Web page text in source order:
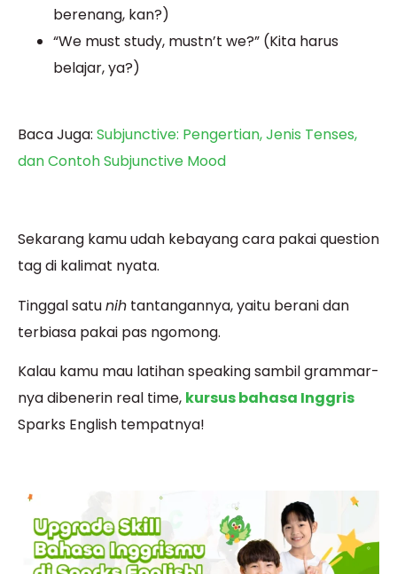
berenang, kan?)
“We must study, mustn’t we?” (Kita harus
belajar, ya?)
Baca Juga: Subjunctive: Pengertian, Jenis Tenses,
dan Contoh Subjunctive Mood
Sekarang kamu udah kebayang cara pakai question
tag di kalimat nyata.
Tinggal satunih tantangannya, yaitu berani dan
terbiasa pakai pas ngomong.
Kalau kamu mau latihan speaking sambil grammar-
nya dibenerin real time, kursus bahasa Inggris
Sparks English tempatnya!